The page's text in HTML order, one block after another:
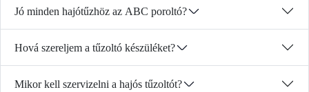
Jó minden hajótűzhöz az ABC poroltó?
Hová szereljem a tűzoltó készüléket?
Mikor kell szervizelni a hajós tűzoltót?